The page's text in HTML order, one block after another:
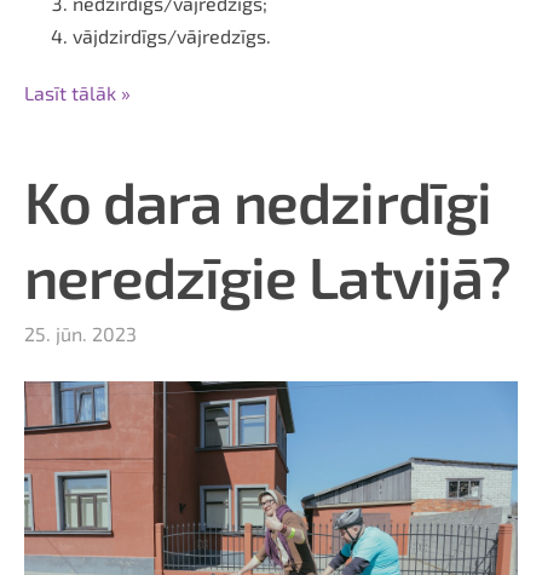
vājdzirdīgs/vājredzīgs.
Lasīt tālāk »
Ko dara nedzirdīgi
neredzīgie Latvijā?
25. jūn. 2023